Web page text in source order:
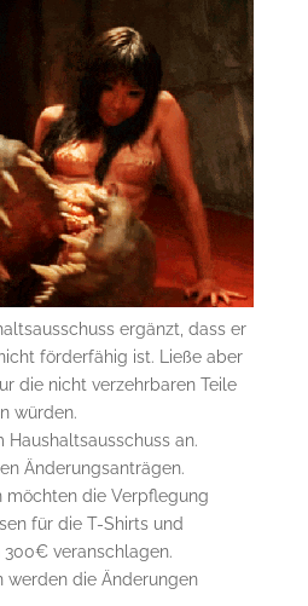
ergänzt, dass er
förderfähig ist. Ließe aber
die nicht verzehrbaren Teile
würden.
an.
Änderungsanträgen.
möchten die Verpflegung
für die T-Shirts und
veranschlagen.
werden die Änderungen